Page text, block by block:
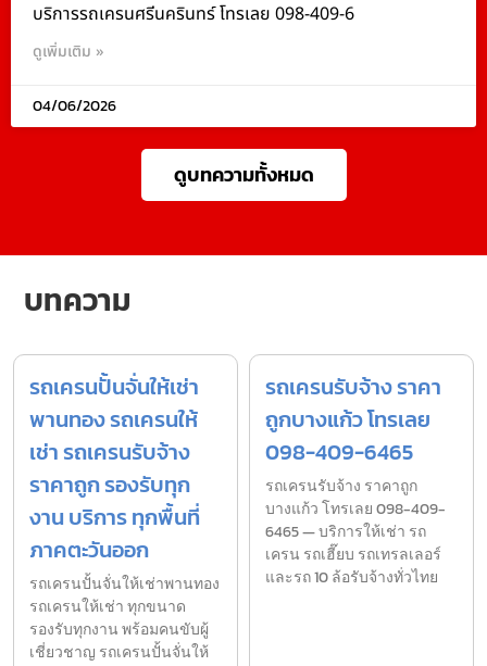
บริการรถเครนศรีนครินทร์ โทรเลย 098-409-6
ดูเพิ่มเติม »
04/06/2026
ดูบทความทั้งหมด
บทความ
รถเครนปั้นจั่นให้เช่า
พานทอง รถเครนให้
เช่า รถเครนรับจ้าง
ราคาถูก รองรับทุก
งาน บริการ ทุกพื้นที่
ภาคตะวันออก
รถเครนปั้นจั่นให้เช่าพานทอง
รถเครนให้เช่า ทุกขนาด
รองรับทุกงาน พร้อมคนขับผู้
เชี่ยวชาญ รถเครนปั้นจั่นให้
รถเครนรับจ้าง ราคา
ถูกบางแก้ว โทรเลย
098-409-6465
รถเครนรับจ้าง ราคาถูก
บางแก้ว โทรเลย 098-409-
6465 — บริการให้เช่า รถ
เครน รถเฮี๊ยบ รถเทรลเลอร์
และรถ 10 ล้อรับจ้างทั่วไทย